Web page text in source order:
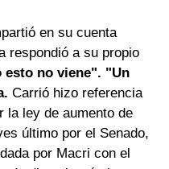
en su cuenta
respondió a su propio
esto no viene". "Un
Carrió hizo referencia
la ley de aumento de
último por el Senado,
por Macri con el